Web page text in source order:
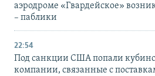
аэродроме «Гвардейское»
– паблики
22:54
Под санкции США попали
компании, связанные с